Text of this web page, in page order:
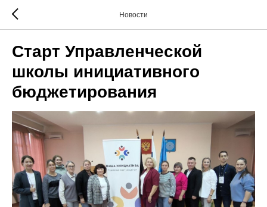
Новости
Старт Управленческой
школы инициативного
бюджетирования